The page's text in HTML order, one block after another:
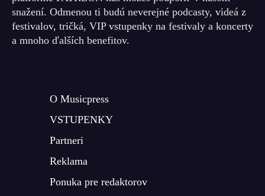
snažení. Odmenou ti budú neverejné podcasty, videá z
festivalov, tričká, VIP vstupenky na festivaly a koncerty
a mnoho ďalších benefitov.
O Musicpress
VSTUPENKY
Partneri
Reklama
Ponuka pre redaktorov